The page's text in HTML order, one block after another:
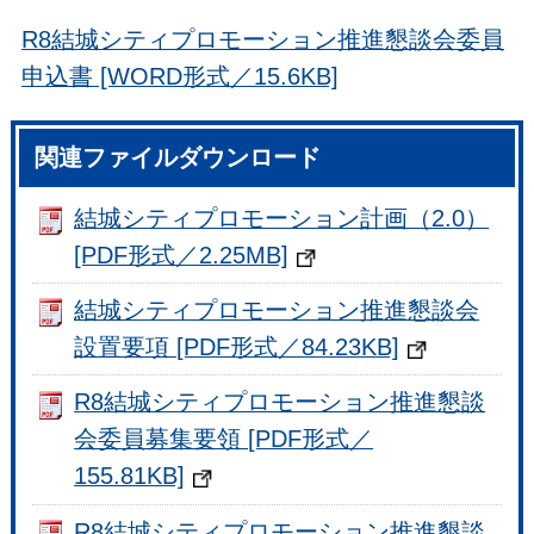
R8結城シティプロモーション推進懇談会委員
申込書 [WORD形式／15.6KB]
関連ファイルダウンロード
結城シティプロモーション計画（2.0）
[PDF形式／2.25MB]
結城シティプロモーション推進懇談会
設置要項 [PDF形式／84.23KB]
R8結城シティプロモーション推進懇談
会委員募集要領 [PDF形式／
155.81KB]